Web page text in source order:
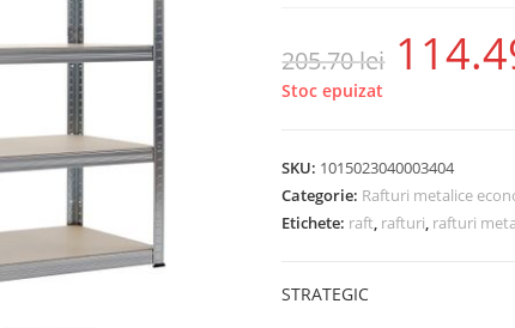
205.70lei
Stoc epuizat
SKU: 1015023040003404
Categorie: Rafturi metalice
Etichete: raft, rafturi, rafturi
STRATEGIC